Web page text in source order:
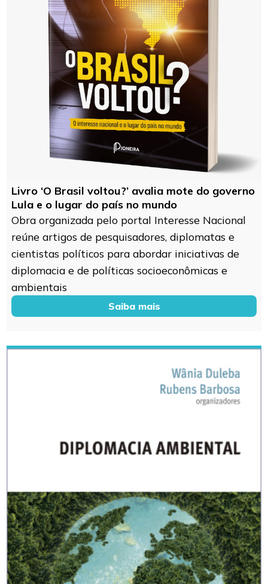
Livro ‘O Brasil voltou?’ avalia mote do governo
Lula e o lugar do país no mundo
Obra organizada pelo portal Interesse Nacional
reúne artigos de pesquisadores, diplomatas e
cientistas políticos para abordar iniciativas de
diplomacia e de políticas socioeconômicas e
ambientais
Saiba mais